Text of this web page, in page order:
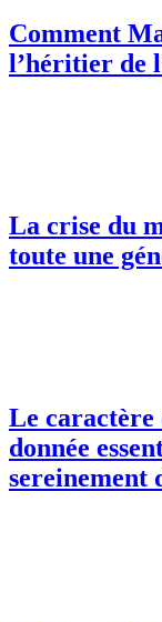
Comment
l’héritier de
La crise du
toute une
Le caractère
donnée
sereinement